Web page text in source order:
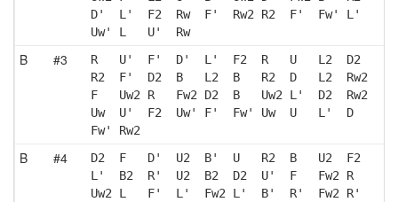
D'  L'  F2  Rw  F'  Rw2 R2  F'  Fw' L'
Uw' L   U'  Rw
B #3
R   U'  F'  D'  L'  F2  R   U   L2  D2
R2  F'  D2  B   L2  B   R2  D   L2  Rw2
F   Uw2 R   Fw2 D2  B   Uw2 L'  D2  Rw2
Uw  U'  F2  Uw' F'  Fw' Uw  U   L'  D
Fw' Rw2
B #4
D2  F   D'  U2  B'  U   R2  B   U2  F2
L'  B2  R'  U2  B2  D2  U'  F   Fw2 R
Uw2 L   F'  L'  Fw2 L'  B'  R'  Fw2 R'